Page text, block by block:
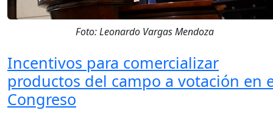
Foto: Leonardo Vargas Mendoza
Incentivos para comercializar
productos del campo a votación en
Congreso